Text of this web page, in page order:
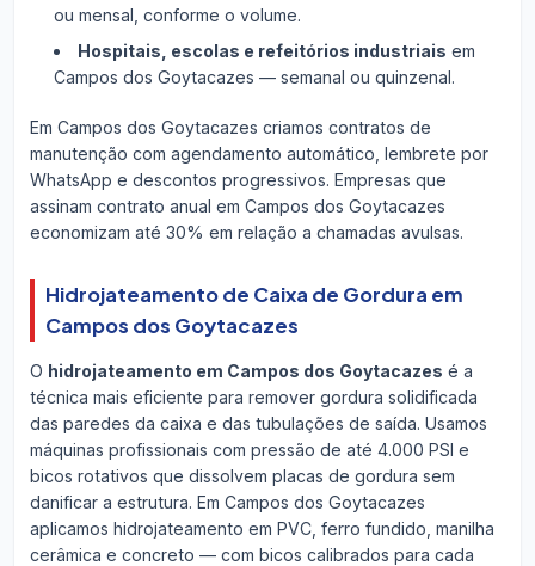
ou mensal, conforme o volume.
Hospitais, escolas e refeitórios industriais em
Campos dos Goytacazes — semanal ou quinzenal.
Em Campos dos Goytacazes criamos contratos de
manutenção com agendamento automático, lembrete por
WhatsApp e descontos progressivos. Empresas que
assinam contrato anual em Campos dos Goytacazes
economizam até 30% em relação a chamadas avulsas.
Hidrojateamento de Caixa de Gordura em
Campos dos Goytacazes
O hidrojateamento em Campos dos Goytacazes é a
técnica mais eficiente para remover gordura solidificada
das paredes da caixa e das tubulações de saída. Usamos
máquinas profissionais com pressão de até 4.000 PSI e
bicos rotativos que dissolvem placas de gordura sem
danificar a estrutura. Em Campos dos Goytacazes
aplicamos hidrojateamento em PVC, ferro fundido, manilha
cerâmica e concreto — com bicos calibrados para cada